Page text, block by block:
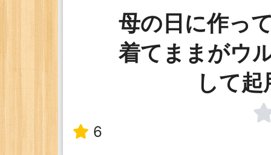
母の日に作っ
着てままがウ
して
6